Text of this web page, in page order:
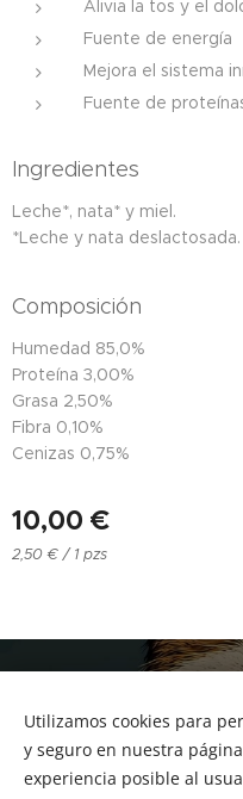
Alivia la tos y el
Fuente de energía
Mejora el sistema
Fuente de
Ingredientes
Leche*, nata* y miel.
*Leche y nata deslactosada.
Composición
Humedad 85,0%
Proteína 3,00%
Grasa 2,50%
Fibra 0,10%
Cenizas 0,75%
10,00 €
2,50 € / 1 pzs
Utilizamos cookies para
y seguro en nuestra
experiencia posible al